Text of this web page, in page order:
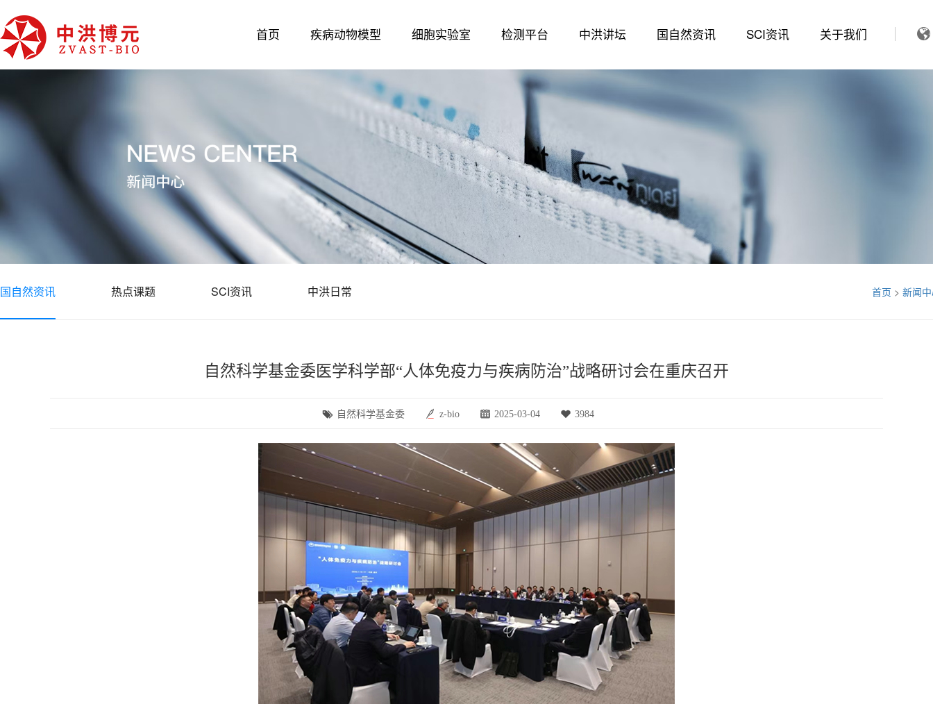
首页 疾病动物模型 细胞实验室 检测平台 中洪讲坛 国自然资讯 SCI资讯 关于我们
国自然资讯 热点课题 SCI资讯 中洪日常 首页 > 新闻
自然科学基金委医学科学部“人体免疫力与疾病防治”战略研讨会在重庆召开
自然科学基金委 z-bio 2025-03-04 3984